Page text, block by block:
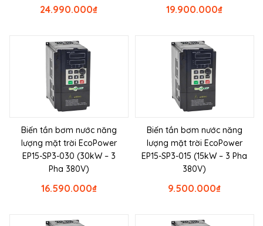
₫
24.990.000 ₫
19.900.000
Biến tần bơm nước năng
lượng mặt trời EcoPower
EP15-SP3-030 (30kW – 3
Pha 380V)
₫
16.590.000
Biến tần bơm nước năng
lượng mặt trời EcoPower
EP15-SP3-015 (15kW – 3 Pha
380V)
₫
9.500.000